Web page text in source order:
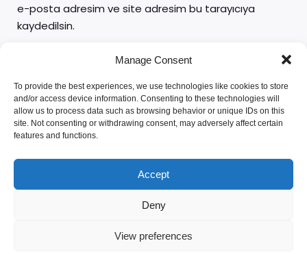
Manage Consent
To provide the best experiences, we use technologies like cookies to store
and/or access device information. Consenting to these technologies will
allow us to process data such as browsing behavior or unique IDs on this
site. Not consenting or withdrawing consent, may adversely affect certain
features and functions.
Accept
Deny
View preferences
e-posta adresim ve site adresim bu tarayıcıya
kaydedilsin.
© 2026 AVUKAT YUNUS EMRE ÖZTÜRK. Created with
using WordPress and